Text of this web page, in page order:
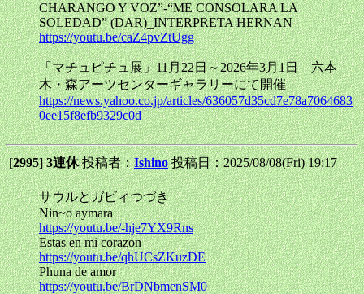
CHARANGO Y VOZ”-“ME CONSOLARA LA
SOLEDAD” (DAR)_INTERPRETA HERNAN
https://youtu.be/caZ4pvZtUgg
「マチュピチュ展」11月22日～2026年3月1日 六本
木・森アーツセンターギャラリーにて開催
https://news.yahoo.co.jp/articles/636057d35cd7e78a7064683
0ee15f8efb9329c0d
[2995]3連休投稿者：Ishino 投稿日：2025/08/08(Fri) 19:17
サウルとガビィつづき
Nin~o aymara
https://youtu.be/-hje7YX9Rns
Estas en mi corazon
https://youtu.be/qhUCsZKuzDE
Phuna de amor
https://youtu.be/BrDNbmenSM0